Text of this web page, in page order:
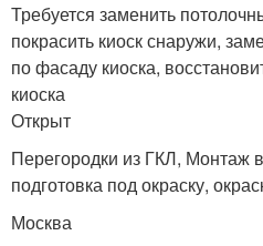
Требуется заменить
покрасить киоск снаружи,
по фасаду киоска,
киоска
Открыт
Перегородки из ГКЛ, Монтаж
подготовка под окраску,
Москва